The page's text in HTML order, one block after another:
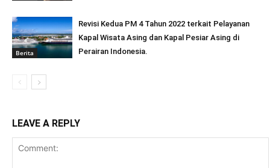
Berita
Revisi Kedua PM 4 Tahun 2022 terkait Pelayanan
Kapal Wisata Asing dan Kapal Pesiar Asing di
Perairan Indonesia.
LEAVE A REPLY